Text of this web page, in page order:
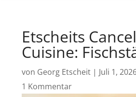
Etscheits Cancel
Cuisine:
von Georg Etscheit| Juli 1,
1 Kommentar